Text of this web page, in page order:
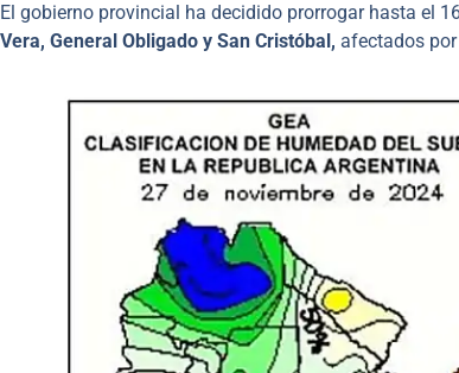
El gobierno provincial ha decidido prorrogar hasta el
Vera, General Obligado y San Cristóbal, afectados